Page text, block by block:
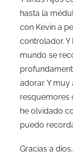
hasta la
con Kevin a
controlador.
mundo se
adorar. Y
resquemores
he olvidado
puedo
Gracias a